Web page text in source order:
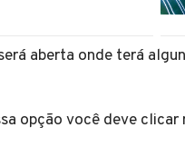
aberta onde terá
opção você deve